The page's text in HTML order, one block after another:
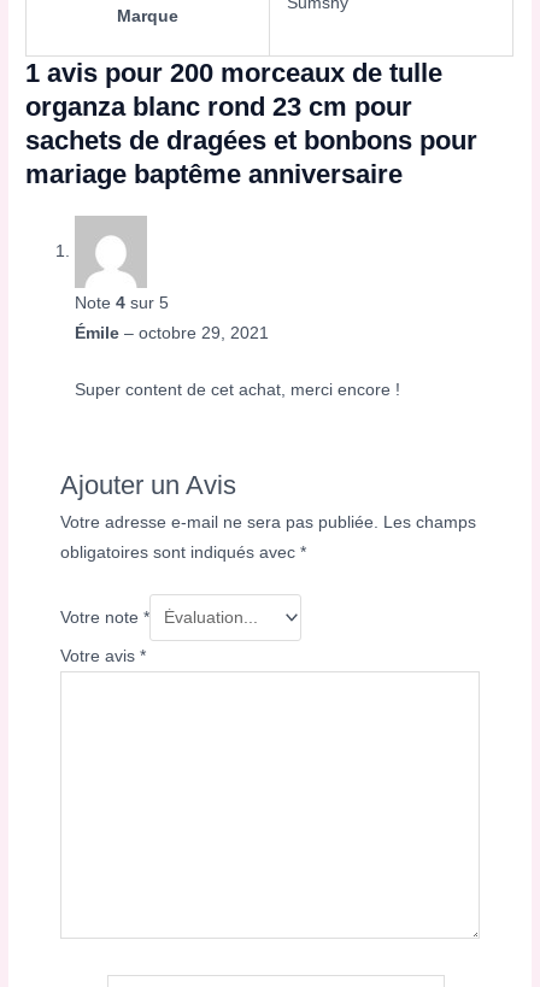
Marque
1 avis pour200 morceaux de tulle
organza blanc rond 23 cm pour
sachets de dragées et bonbons pour
mariage baptême anniversaire
Note4 sur 5
Émile– octobre 29, 2021
Super content de cet achat, merci encore !
Ajouter un Avis
Votre adresse e-mail ne sera pas publiée. Les champs
obligatoires sont indiqués avec*
Votre note*
Votre avis*